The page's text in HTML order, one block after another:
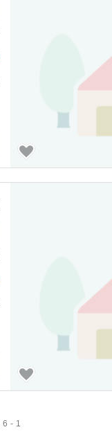
1 - 6 من 6 شقق